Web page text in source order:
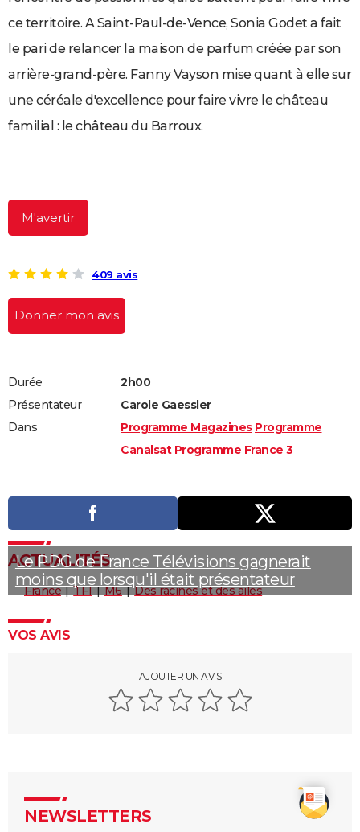
Destinations
City break
Voyage nature
Voyage de noces
Forum
Climat
PHOTO
GUIDES D'ACHAT
BONS PLANS
COPAINS D'AVANT
FORUM
Bricolage
Lifestyle
Culture
Sport
Auto
Television
Voyage
Cinema
ce territoire. A Saint-Paul-de-Vence, Sonia Godet a fait
le pari de relancer la maison de parfum créée par son
arrière-grand-père. Fanny Vayson mise quant à elle sur
une céréale d'excellence pour faire vivre le château
familial : le château du Barroux.
M'avertir
409 avis
Donner mon avis
Durée
2h00
Présentateur
Carole Gaessler
Dans
Programme Magazines Programme
Canalsat Programme France 3
ACTUALITÉS
Le PDG de France Télévisions gagnerait
moins que lorsqu'il était présentateur
France TF1 M6 Des racines et des ailes
VOS AVIS
AJOUTER UN AVIS
NEWSLETTERS